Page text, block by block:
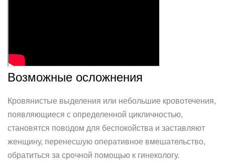
Возможные осложнения
Кровянистые выделения или небольшие кровотечения,
появляющиеся с определенной цикличностью,
становятся поводом для беспокойства и заставляют
женщину, перенесшую оперативное вмешательство,
обратиться за срочной помощью к гинекологу.